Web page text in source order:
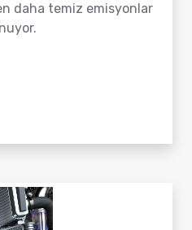
daha temiz emisyonlar